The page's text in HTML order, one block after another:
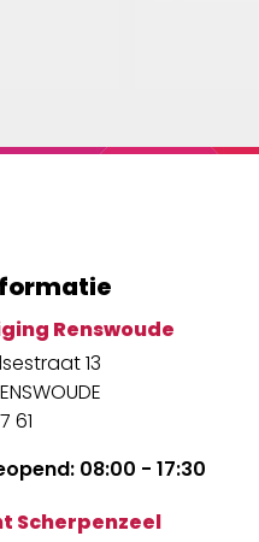
Renswoude
13
61
08:00 - 17:30
Scherpenzeel